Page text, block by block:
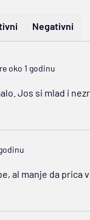
Negativni
oko 1 godinu
Jos si mlad i
al manje da prica